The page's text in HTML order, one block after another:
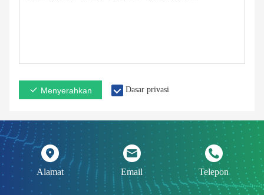
Menyerahkan Dasar privasi
Alamat Email Telepon